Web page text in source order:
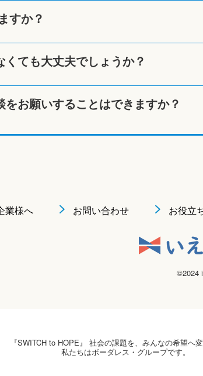
すか？
ても大丈夫でしょうか？
お願いすることはできますか？
業様へ お問い合わせ お役立
©2024
『SWITCH to HOPE』 社会の課題を、みんなの希望へ変
私たちはボーダレス・グループです。